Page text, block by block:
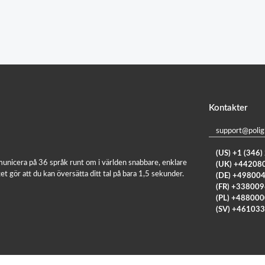
på 36 språk runt om i världen snabbare, enklare
gör att du kan översätta ditt tal på bara 1,5 sekunder.
Kontakter
(US) +1
(UK)
(DE)
(FR)
(PL)
(SV)